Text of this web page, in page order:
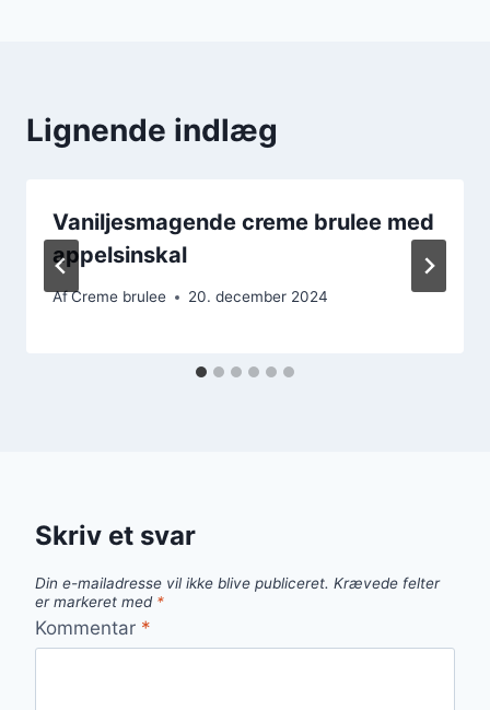
Lignende indlæg
Vaniljesmagende creme brulee med
appelsinskal
AfCreme brulee 20. december 2024
Skriv et svar
Din e-mailadresse vil ikke blive publiceret. Krævede felter
er markeret med *
Kommentar *